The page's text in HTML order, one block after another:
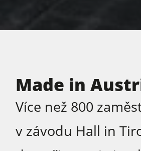
Made in
Více než 800
v závodu Hall in